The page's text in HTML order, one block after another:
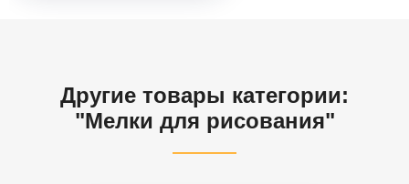
Другие товары категории:
"Мелки для рисования"